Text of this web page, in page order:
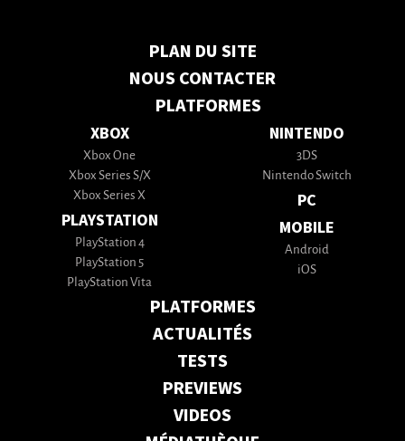
PLAN DU SITE
NOUS CONTACTER
PLATFORMES
XBOX
Xbox One
Xbox Series S/X
Xbox Series X
PLAYSTATION
PlayStation 4
PlayStation 5
PlayStation Vita
NINTENDO
3DS
Nintendo Switch
PC
MOBILE
Android
iOS
PLATFORMES
ACTUALITÉS
TESTS
PREVIEWS
VIDEOS